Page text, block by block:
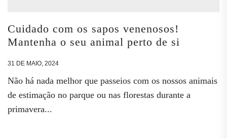
Cuidado com os sapos venenosos!
Mantenha o seu animal perto de si
31 DE MAIO, 2024
Não há nada melhor que passeios com os nossos animais
de estimação no parque ou nas florestas durante a
primavera...